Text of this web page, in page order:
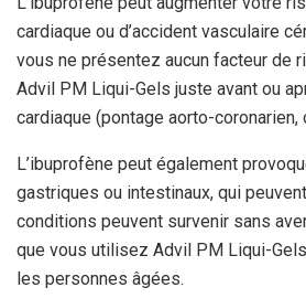
cardiaque ou d’accident vasculaire
vous ne présentez aucun facteur de
Advil PM Liqui-Gels juste avant ou
cardiaque (pontage aorto-coronarien,
L’ibuprofène peut également
gastriques ou intestinaux, qui
conditions peuvent survenir sans
que vous utilisez Advil PM Liqui-
les personnes âgées.